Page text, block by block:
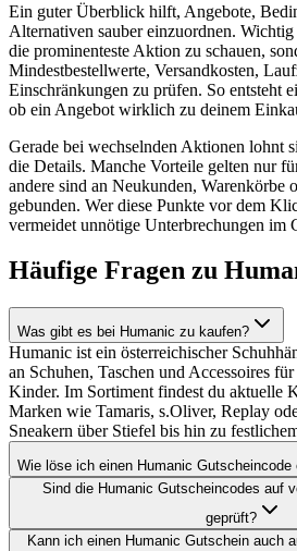
Ein guter Überblick hilft, Angebote,
Alternativen sauber einzuordnen.
die prominenteste Aktion zu schauen,
Mindestbestellwerte, Versandkosten,
Einschränkungen zu prüfen. So entsteht
ob ein Angebot wirklich zu deinem
Gerade bei wechselnden Aktionen lohnt
die Details. Manche Vorteile gelten nur
andere sind an Neukunden, Warenkörbe
gebunden. Wer diese Punkte vor dem
vermeidet unnötige Unterbrechungen im
Häufige Fragen zu
Was gibt es bei Humanic zu kaufen?
Humanic ist ein österreichischer
an Schuhen, Taschen und Accessoires
Kinder. Im Sortiment findest du aktuelle
Marken wie Tamaris, s.Oliver, Replay
Sneakern über Stiefel bis hin zu
Wie löse ich einen Humanic Gutscheincode
Sind die Humanic Gutscheincodes auf
geprüft?
Kann ich einen Humanic Gutschein auch